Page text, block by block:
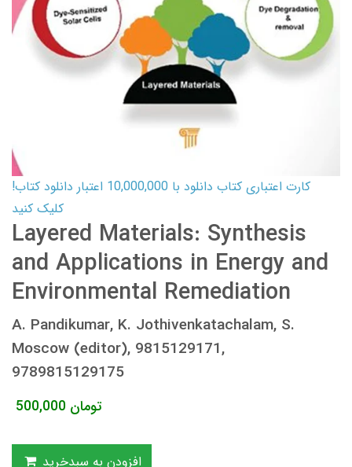
کارت اعتباری کتاب دانلود با 10,000,000 اعتبار دانلود کتاب!
کلیک کنید
Layered Materials: Synthesis
and Applications in Energy and
Environmental Remediation
A. Pandikumar, K. Jothivenkatachalam, S.
Moscow (editor), 9815129171,
9789815129175
500,000 تومان
افزودن به سبدخرید